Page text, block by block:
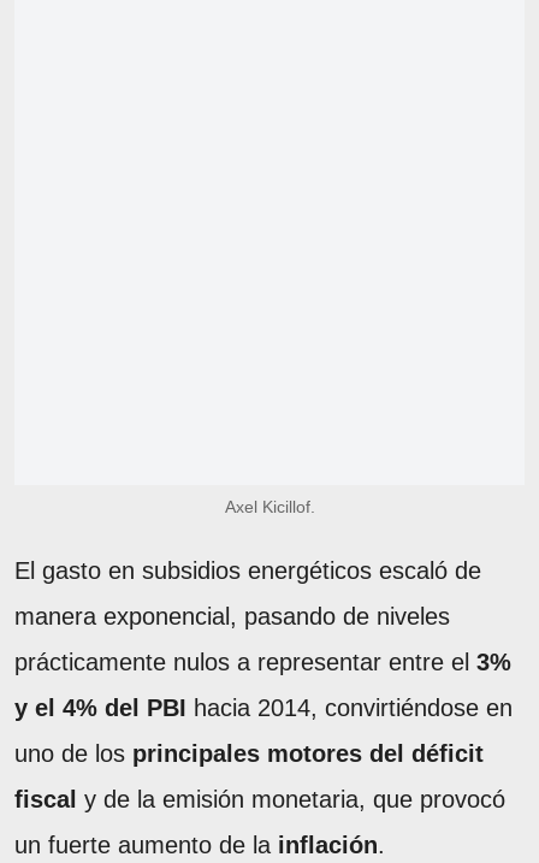
Axel Kicillof.
El gasto en subsidios energéticos escaló de
manera exponencial, pasando de niveles
prácticamente nulos a representar entre el 3%
y el 4% del PBI hacia 2014, convirtiéndose en
uno de los principales motores del déficit
fiscal y de la emisión monetaria, que provocó
un fuerte aumento de la inflación.